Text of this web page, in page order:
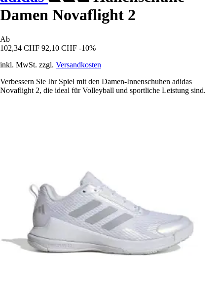
Damen Novaflight 2
Ab
102,34 CHF 92,10 CHF -10%
inkl. MwSt. zzgl. Versandkosten
Verbessern Sie Ihr Spiel mit den Damen-Innenschuhen adidas
Novaflight 2, die ideal für Volleyball und sportliche Leistung sind.